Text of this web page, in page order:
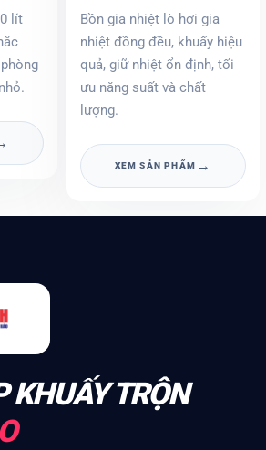
lít
Bồn gia nhiệt lò hơi gia
nhiệt đồng đều, khuấy hiệu
quả, giữ nhiệt ổn định, tối
ưu năng suất và chất
lượng.
XEM SẢN PHẨM →
KHUẤY TRỘN